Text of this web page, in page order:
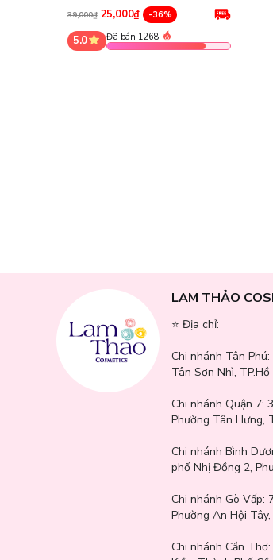
39,000₫ 25,000₫ -36%
5.0 Đã bán 1268
LAM THẢO
⭐️ Địa chỉ:
Chi nhánh Tân Phú:
Tân Sơn Nhì, TP.Hồ
Chi nhánh Quận 7:
Phường Tân Hưng,
Chi nhánh Bình
phố Nhị Đồng 2,
Chi nhánh Gò Vấp:
Phường An Hội
Chi nhánh Cần Thơ: